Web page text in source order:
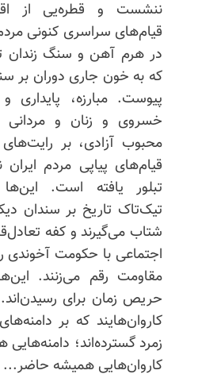
ننشست و قطره‌یی از
قیام‌های سراسری کنونی
در هرم آهن و سنگ زندان
که به خون جاری دوران بر
پیوست. مبارزه، پایداری
خسروی و زنان و مردانی
محبوب آزادی، بر
قیام‌های پیاپی مردم
تبلور یافته است.
تیک‌تاک تاریخ بر سندان
شتاب می‌گیرند و کفه
اجتماعی با حکومت آخوندی
مقاومت رقم می‌زنند.
حریص زمان برای
کاروان‌هایند که بر
زمرد گسترده‌اند؛ دامنه‌هایی
کاروان‌هایی همیشه حاضر...